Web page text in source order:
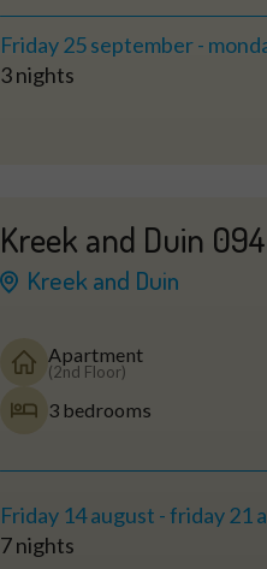
Kreek and Duin 094
Kreek and Duin
Apartment
(2nd Floor)
3 bedrooms
Friday 14 august -friday 21
7 nights
Friday 25 september-
3 nights